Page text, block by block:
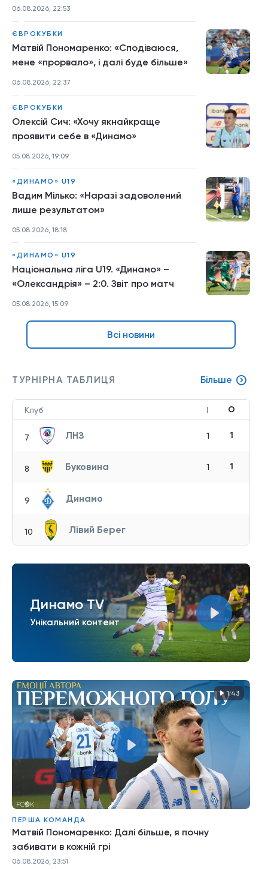
06.08.2026, 22:53
ЄВРОКУБКИ
Матвій Пономаренко: «Сподіваюся,
мене «прорвало», і далі буде більше»
06.08.2026, 22:37
ЄВРОКУБКИ
Олексій Сич: «Хочу якнайкраще
проявити себе в «Динамо»
05.08.2026, 19:09
«ДИНАМО» U19
Вадим Мілько: «Наразі задоволений
лише результатом»
05.08.2026, 18:18
«ДИНАМО» U19
Національна ліга U19. «Динамо» –
«Олександрія» – 2:0. Звіт про матч
05.08.2026, 15:09
Всі новини
ТУРНІРНА ТАБЛИЦЯ Більше
Клуб І О
7 ЛНЗ 1 1
8 Буковина 1 1
9 Динамо
10 Лівий Берег
Динамо TV
Унікальний контент
1:43
ПЕРША КОМАНДА
Матвій Пономаренко: Далі більше, я почну
забивати в кожній грі
06.08.2026, 23:51